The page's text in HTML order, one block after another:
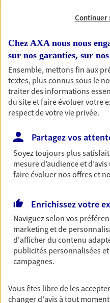
Lbjm
Prévoyance &
445 Boulevard
Horaires : Fermé
Ouvre le 10 août à
NOUS
VOIR
Laurent
Agent général
445 Boulevard
Horaires :Fermé
Continuer
Chez AXA nous nous
sur nos garanties, sur nos
Ensemble, mettons fin aux
textes, plus connus sous le
traiter des informations
du site et faire évoluer votre
respect de votre vie privée.
Partagez vos
Soyez toujours plus
mesure d’audience et
faire évoluer nos offres et
Enrichissez votre
Naviguez selon vos
marketing et de
d'afficher du contenu
publicités personnalisées
campagnes.
Vous êtes libre de les
changer d'avis à tout